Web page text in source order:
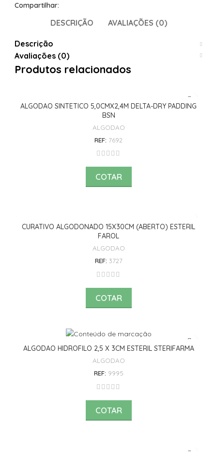
Compartilhar:
DESCRIÇÃO AVALIAÇÕES (0)
Descrição
Avaliações (0)
Produtos relacionados
ALGODAO SINTETICO 5,0CMX2,4M DELTA-DRY PADDING
BSN
ALGODAO
REF: 7692
COTAR
CURATIVO ALGODONADO 15X30CM (ABERTO) ESTERIL
FAROL
ALGODAO
REF: 3727
COTAR
ALGODAO HIDROFILO 2,5 X 3CM ESTERIL STERIFARMA
ALGODAO
REF: 9995
COTAR